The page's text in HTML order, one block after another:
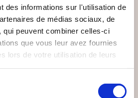
des informations sur l'utilisation de
de médias sociaux, de
qui peuvent combiner celles-ci
que vous leur avez fournies
lors de votre utilisation de leurs